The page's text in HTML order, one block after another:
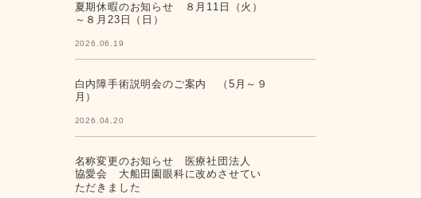
夏期休暇のお知らせ ８月11日（火）
～８月23日（日）
2026.06.19
白内障手術説明会のご案内 （5月～９
月）
2026.04.20
名称変更のお知らせ 医療社団法人
協愛会 大船田園眼科に改めさせてい
ただきました